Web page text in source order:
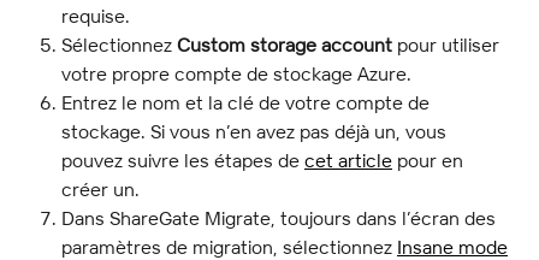
requise.
Sélectionnez Custom storage account pour utiliser
votre propre compte de stockage Azure.
Entrez le nom et la clé de votre compte de
stockage. Si vous n’en avez pas déjà un, vous
pouvez suivre les étapes de cet article pour en
créer un.
Dans ShareGate Migrate, toujours dans l’écran des
paramètres de migration, sélectionnez Insane mode